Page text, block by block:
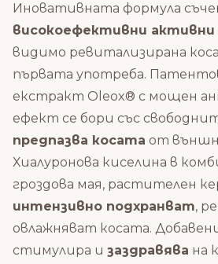
Иновативната формула
високоефективни активни
видимо ревитализирана
първата употреба.
екстракт Oleox® с мощен
ефект се бори със
предпазва косата от
Хиалуронова киселина в
гроздова мая, растителен
интензивно подхранват,
овлажняват косата.
стимулира и заздравява на